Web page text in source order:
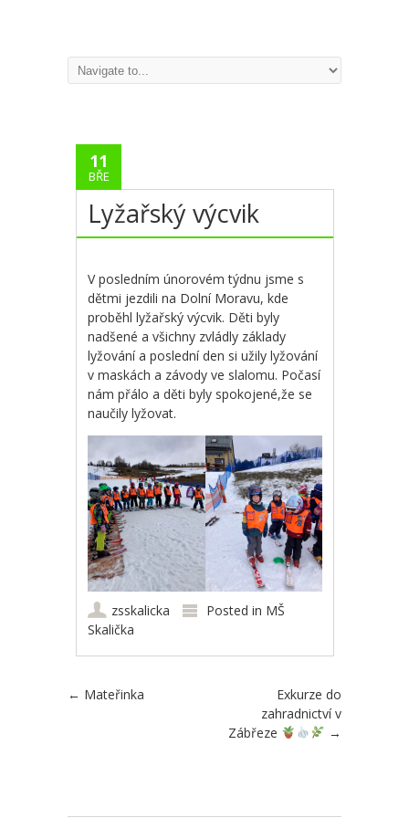
11
BŘE
Lyžařský výcvik
V posledním únorovém týdnu jsme s
dětmi jezdili na Dolní Moravu, kde
proběhl lyžařský výcvik. Děti byly
nadšené a všichny zvládly základy
lyžování a poslední den si užily lyžování
v maskách a závody ve slalomu. Počasí
nám přálo a děti byly spokojené,že se
naučily lyžovat.
zsskalicka Posted in MŠ
Skalička
← Mateřinka
Exkurze do
zahradnictví v
Zábřeze
→